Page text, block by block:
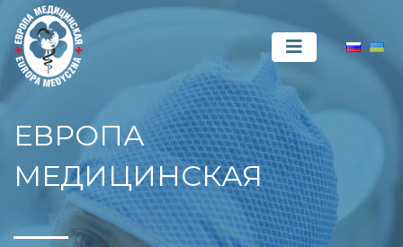
ЕВРОПА
МЕДИЦИНСКАЯ